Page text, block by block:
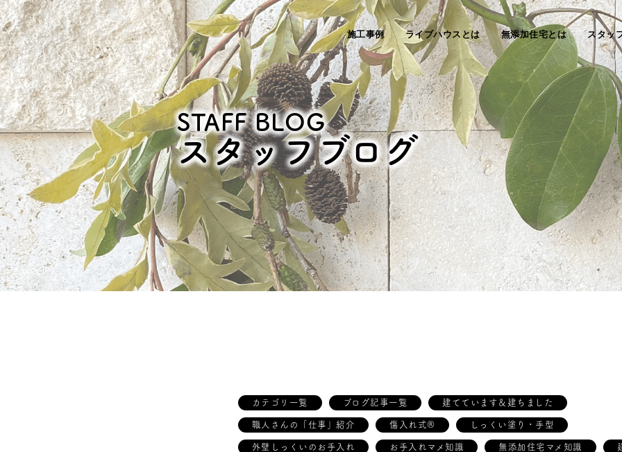
施工事例 ライブハウスとは 無添加住宅とは スタッ
STAFF BLOG
スタッフブログ
カテゴリ一覧 ブログ記事一覧 建てています＆建ちました
職人さんの「仕事」紹介 傷入れ式® しっくい塗り・手型
外壁しっくいのお手入れ お手入れマメ知識 無添加住宅マメ知識